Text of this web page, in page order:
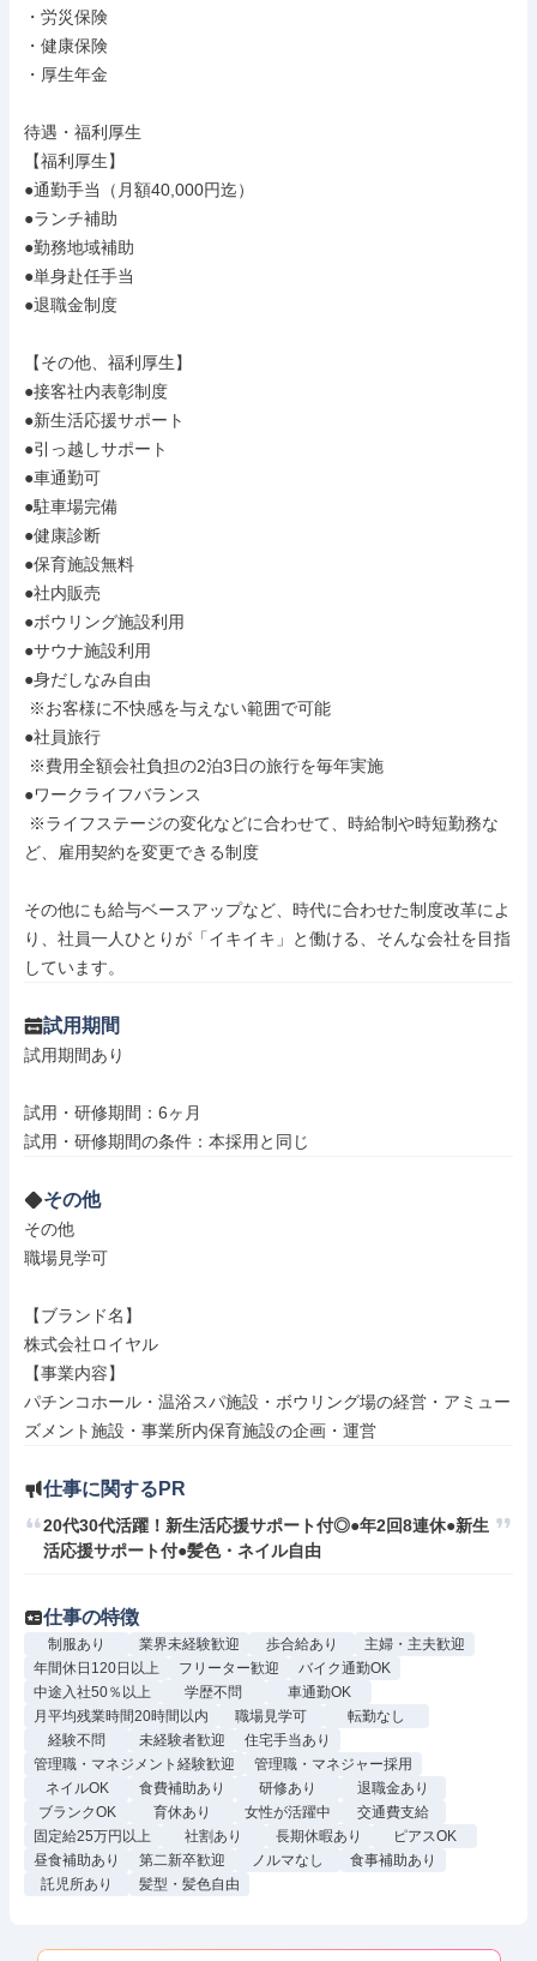
・労災保険
・健康保険
・厚生年金
待遇・福利厚生
【福利厚生】
●通勤手当（月額40,000円迄）
●ランチ補助
●勤務地域補助
●単身赴任手当
●退職金制度
【その他、福利厚生】
●接客社内表彰制度
●新生活応援サポート
●引っ越しサポート
●車通勤可
●駐車場完備
●健康診断
●保育施設無料
●社内販売
●ボウリング施設利用
●サウナ施設利用
●身だしなみ自由
●社員旅行
●ワークライフバランス
ど、雇用契約を変更できる制度
その他にも給与ベースアップなど、時代に合わせた制度改革によ
り、社員一人ひとりが「イキイキ」と働ける、そんな会社を目指
しています。
試用期間
試用期間あり
試用・研修期間：6ヶ月
その他
その他
職場見学可
【ブランド名】
株式会社ロイヤル
【事業内容】
パチンコホール・温浴スパ施設・ボウリング場の経営・アミュー
ズメント施設・事業所内保育施設の企画・運営
仕事に関するPR
20代30代活躍！新生活応援サポート付◎●年2回8連休●新生
活応援サポート付●髪色・ネイル自由
仕事の特徴
制服あり 業界未経験歓迎 歩合給あり
主婦・主夫歓迎
年間休日120日以上
フリーター歓迎
バイク通勤OK
中途入社50％以上
学歴不問
車通勤OK
月平均残業時間20時間以内
職場見学可
転勤なし
経験不問
未経験者歓迎
住宅手当あり
管理職・マネジメント経験歓迎
管理職・マネジャー採用
ネイルOK
食費補助あり 研修あり
退職金あり
ブランクOK
育休あり 女性が活躍中
交通費支給
固定給25万円以上
社割あり 長期休暇あり
ピアスOK
昼食補助あり
第二新卒歓迎 ノルマなし
食事補助あり
託児所あり
髪型・髪色自由